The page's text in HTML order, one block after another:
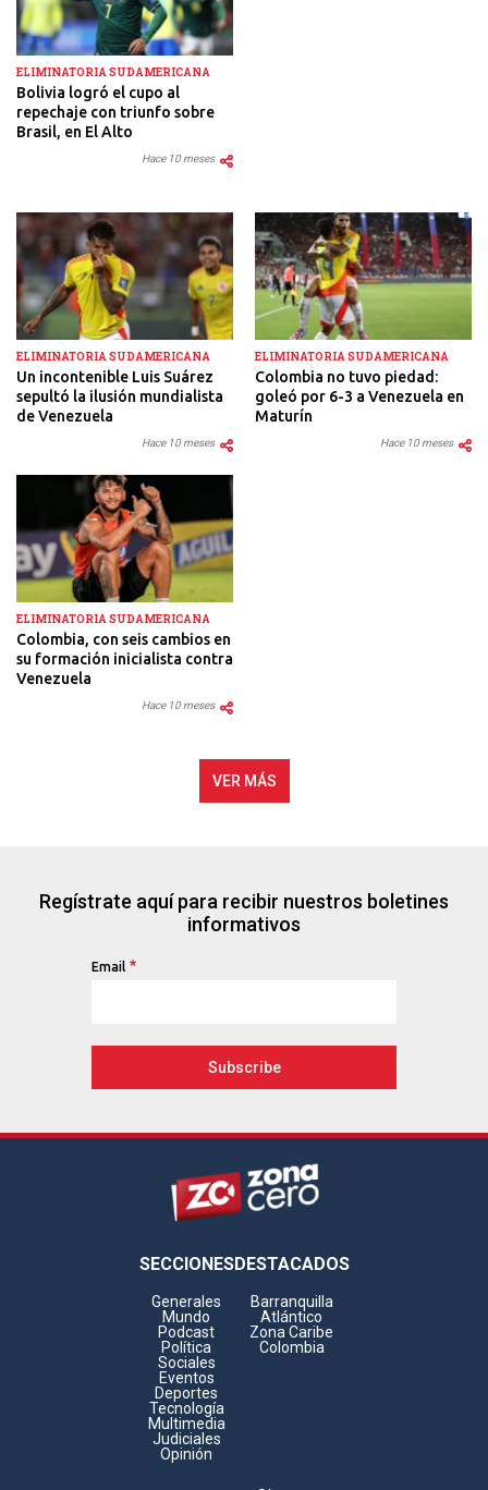
ELIMINATORIA SUDAMERICANA
Bolivia logró el cupo al
repechaje con triunfo sobre
Brasil, en El Alto
Hace 10 meses
ELIMINATORIA SUDAMERICANA
Un incontenible Luis Suárez
sepultó la ilusión mundialista
de Venezuela
Hace 10 meses
ELIMINATORIA SUDAMERICANA
Colombia no tuvo piedad:
goleó por 6-3 a Venezuela en
Maturín
Hace 10 meses
ELIMINATORIA SUDAMERICANA
Colombia, con seis cambios en
su formación inicialista contra
Venezuela
Hace 10 meses
VER MÁS
Regístrate aquí para recibir nuestros boletines
informativos
Email
SECCIONES
Generales
Mundo
Podcast
Política
Sociales
Eventos
Deportes
Tecnología
Multimedia
Judiciales
Opinión
DESTACADOS
Barranquilla
Atlántico
Zona Caribe
Colombia